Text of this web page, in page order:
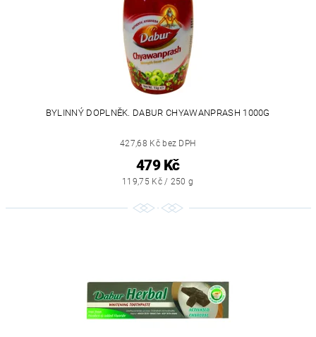
BYLINNÝ DOPLNĚK. DABUR CHYAWANPRASH 1000G
427,68 Kč bez DPH
479 Kč
119,75 Kč / 250 g